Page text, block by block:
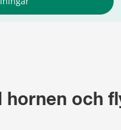
hornen och